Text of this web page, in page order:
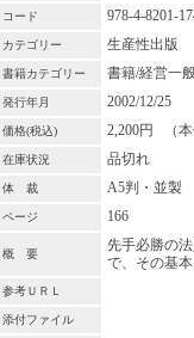
コード 978-4-8201-
カテゴリー 生産性出版
書籍カテゴリー 書籍/経営一
発行年月 2002/12/25
価格(税込) 2,200円 （本
在庫状況 品切れ
体 裁 A5判・並製
ページ 166
概 要
先手必勝の
で、その基
参考ＵＲＬ
添付ファイル